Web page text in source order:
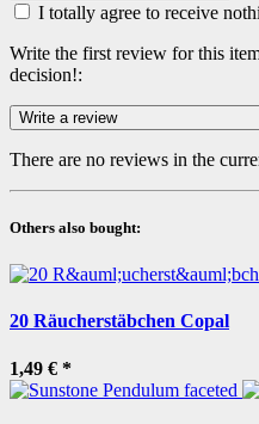
I totally agree to receive
Write the first review for this
decision!:
There are no reviews in the
Others also bought:
20 Räucherstäbchen Copal
1,49 € *